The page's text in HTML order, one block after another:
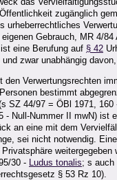
zugänglich
urheberrechtliches
Gebrauch, MR 4/
eine Berufung auf § 42
zwar unabhängig
Verwertungsrechten
bestimmt
SZ 44/97 = ÖBl 1971,
- Null-Nummer II mwN)
an eine mit dem
sei nicht notwendig.
30 -
Ludus tonalis; s auch
§ 53 Rz 10).